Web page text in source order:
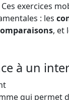
Ces exercices
: les
, et
à un
qui permet